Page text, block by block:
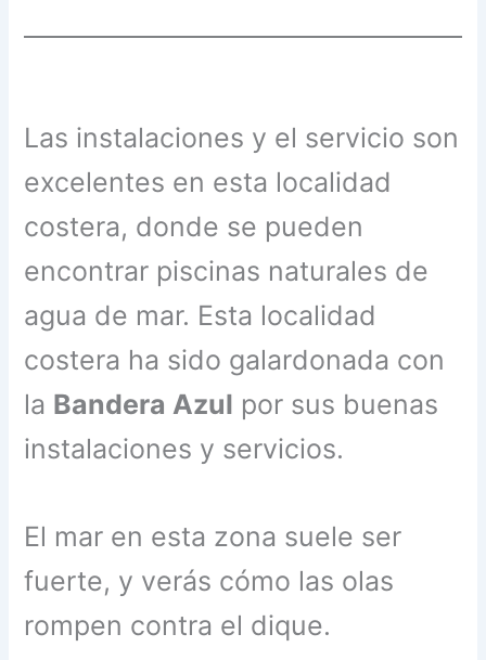
Las instalaciones y el servicio son
excelentes en esta localidad
costera, donde se pueden
encontrar piscinas naturales de
agua de mar. Esta localidad
costera ha sido galardonada con
la Bandera Azul por sus buenas
instalaciones y servicios.
El mar en esta zona suele ser
fuerte, y verás cómo las olas
rompen contra el dique.